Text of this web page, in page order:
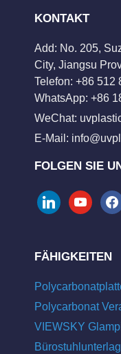
KONTAKT
Add: No. 205,
City, Jiangsu
Telefon: +86 512
WhatsApp: +86
WeChat:
E-Mail:
FOLGEN SIE
linkedinyoutube
FÄHIGKEITEN
Polycarbonat
VIEWSKY